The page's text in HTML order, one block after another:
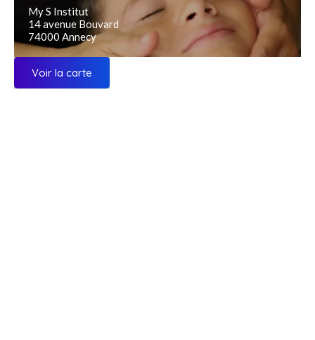
My S Institut
14 avenue Bouvard
74000 Annecy
Voir la carte